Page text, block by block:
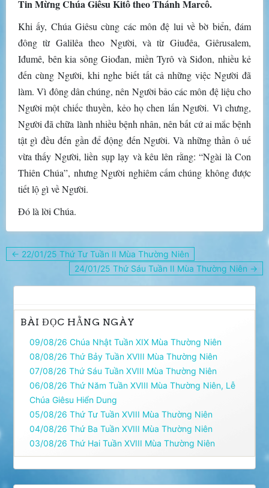
Tin Mừng Chúa Giêsu Kitô theo Thánh Marcô.
Khi ấy, Chúa Giêsu cùng các môn đệ lui về bờ biển, đám
đông từ Galilêa theo Người, và từ Giuđêa, Giêrusalem,
Iđumê, bên kia sông Giođan, miền Tyrô và Siđon, nhiều kẻ
đến cùng Người, khi nghe biết tất cả những việc Người đã
làm. Vì đông dân chúng, nên Người bảo các môn đệ liệu cho
Người một chiếc thuyền, kẻo họ chen lấn Người. Vì chưng,
Người đã chữa lành nhiều bệnh nhân, nên bất cứ ai mắc bệnh
tật gì đều đến gần để động đến Người. Và những thần ô uế
vừa thấy Người, liền sụp lạy và kêu lên rằng: “Ngài là Con
Thiên Chúa”, nhưng Người nghiêm cấm chúng không được
tiết lộ gì về Người.
Đó là lời Chúa.
Điều
hướng
viết
← 22/01/25 Thứ Tư Tuần II Mùa Thường Niên
24/01/25 Thứ Sáu Tuần II Mùa Thường Niên →
BÀI ĐỌC HẰNG NGÀY
09/08/26 Chúa Nhật Tuần XIX Mùa Thường Niên
08/08/26 Thứ Bảy Tuần XVIII Mùa Thường Niên
07/08/26 Thứ Sáu Tuần XVIII Mùa Thường Niên
06/08/26 Thứ Năm Tuần XVIII Mùa Thường Niên, Lễ
Chúa Giêsu Hiển Dung
05/08/26 Thứ Tư Tuần XVIII Mùa Thường Niên
04/08/26 Thứ Ba Tuần XVIII Mùa Thường Niên
03/08/26 Thứ Hai Tuần XVIII Mùa Thường Niên